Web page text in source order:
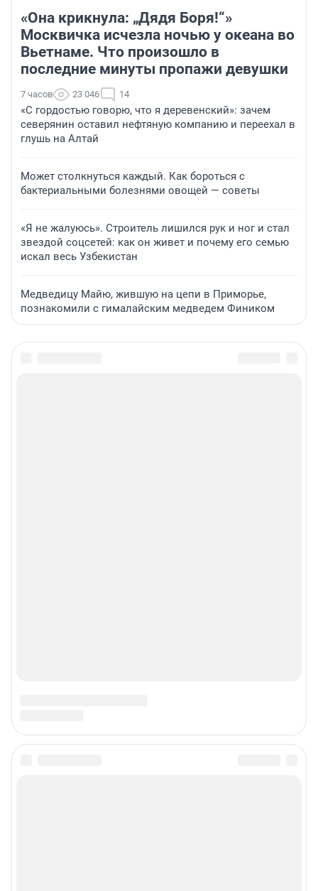
«Она крикнула: „Дядя Боря!“»
Москвичка исчезла ночью у океана во
Вьетнаме. Что произошло в
последние минуты пропажи девушки
7 часов 23 046 14
«С гордостью говорю, что я деревенский»: зачем
северянин оставил нефтяную компанию и переехал в
глушь на Алтай
Может столкнуться каждый. Как бороться с
бактериальными болезнями овощей — советы
«Я не жалуюсь». Строитель лишился рук и ног и стал
звездой соцсетей: как он живет и почему его семью
искал весь Узбекистан
Медведицу Майю, жившую на цепи в Приморье,
познакомили с гималайским медведем Фиником